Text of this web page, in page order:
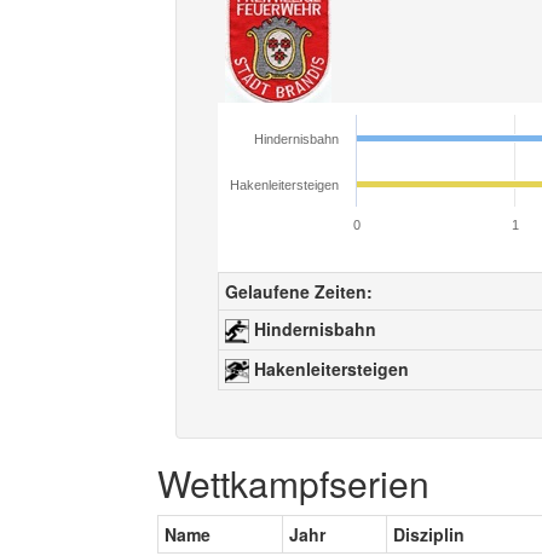
Hindernisbahn
Hakenleitersteigen
0 1
Gelaufene Zeiten:
Hindernisbahn
Hakenleitersteigen
Wettkampfserien
Name Jahr Disziplin